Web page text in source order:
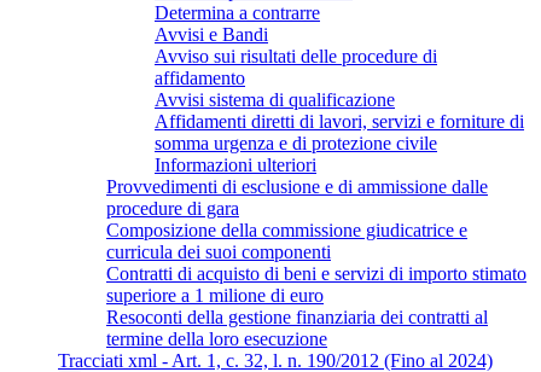
Determina a contrarre
Avvisi e Bandi
Avviso sui risultati delle procedure di
affidamento
Avvisi sistema di qualificazione
Affidamenti diretti di lavori, servizi e forniture di
somma urgenza e di protezione civile
Informazioni ulteriori
Provvedimenti di esclusione e di ammissione dalle
procedure di gara
Composizione della commissione giudicatrice e
curricula dei suoi componenti
Contratti di acquisto di beni e servizi di importo stimato
superiore a 1 milione di euro
Resoconti della gestione finanziaria dei contratti al
termine della loro esecuzione
Tracciati xml - Art. 1, c. 32, l. n. 190/2012 (Fino al 2024)